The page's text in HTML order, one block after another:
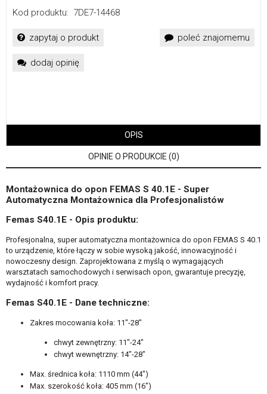
Kod produktu: 7DE7-14468
zapytaj o produkt poleć znajomemu
dodaj opinię
OPIS
OPINIE O PRODUKCIE (0)
Montażownica do opon FEMAS S 40.1E - Super
Automatyczna Montażownica dla Profesjonalistów
Femas S40.1E - Opis produktu:
Profesjonalna, super automatyczna montażownica do opon FEMAS S 40.1
to urządzenie, które łączy w sobie wysoką jakość, innowacyjność i
nowoczesny design. Zaprojektowana z myślą o wymagających
warsztatach samochodowych i serwisach opon, gwarantuje precyzję,
wydajność i komfort pracy.
Femas S40.1E - Dane techniczne:
Zakres mocowania koła: 11"-28"
chwyt zewnętrzny: 11"-24"
chwyt wewnętrzny: 14"-28"
Max. średnica koła: 1110 mm (44")
Max. szerokość koła: 405 mm (16")